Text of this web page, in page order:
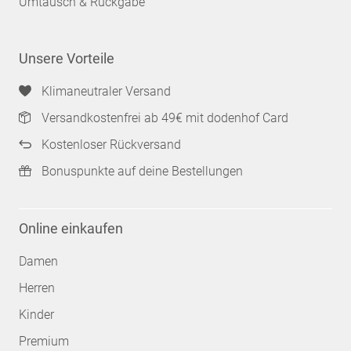
Unsere Vorteile
Klimaneutraler Versand
Versandkostenfrei ab 49€ mit dodenhof Card
Kostenloser Rückversand
Bonuspunkte auf deine Bestellungen
Online einkaufen
Damen
Herren
Kinder
Premium